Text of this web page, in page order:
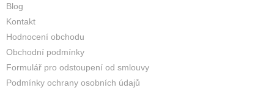
Blog
Kontakt
Hodnocení obchodu
Obchodní podmínky
Formulář pro odstoupení od smlouvy
Podmínky ochrany osobních údajů